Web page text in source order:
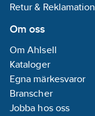
Retur & Reklamation
Om oss
Om Ahlsell
Kataloger
Egna märkesvaror
Branscher
Jobba hos oss